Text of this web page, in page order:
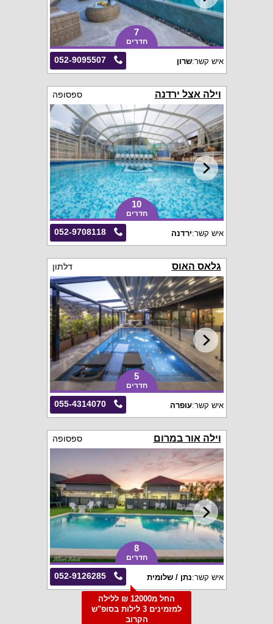
7
חדרים
052-9095507 איש קשר:שרון
וילה אצל ירדנה ספסופה
10
חדרים
052-9708118 איש קשר:ירדנה
גלאס האוס דלתון
5
חדרים
055-4314070 איש קשר:עופרה
וילה אור במרום ספסופה
8
חדרים
052-9126285 איש קשר:נתן / שלומית
החל מ12000 ₪ ללילה
למזמינים 3 לילות בסופ"ש
הקרוב